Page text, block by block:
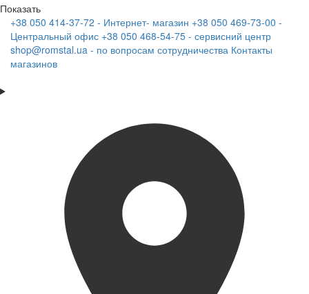
Показать
+38 050 414-37-72 - Интернет- магазин +38 050 469-73-00 -
Центральный офис +38 050 468-54-75 - сервисний центр
shop@romstal.ua - по вопросам сотрудничества Контакты
магазинов